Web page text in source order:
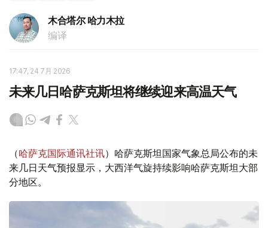
木合塔尔 哈力木拉
编译
17:47, 24 7月 2026
未来几日哈萨克斯坦将继续迎来高温天气
（哈萨克国际通讯社讯）哈萨克斯坦国家气象总局公布的未
来几日天气预报显示，大西洋气旋持续影响哈萨克斯坦大部
分地区。